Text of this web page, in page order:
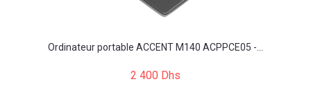
Ordinateur portable ACCENT M140 ACPPCE05 -...
2 400 Dhs